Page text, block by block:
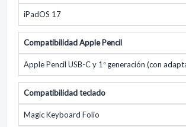
iPadOS 17
Compatibilidad Apple Pencil
Apple Pencil USB-C y 1ª generación (con
Compatibilidad teclado
Magic Keyboard Folio